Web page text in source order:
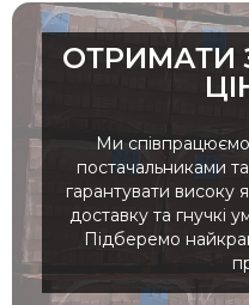
ОТРИМАТИ
Ми
постачальниками
гарантувати високу
доставку та гнучкі
Підберемо